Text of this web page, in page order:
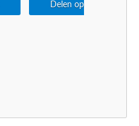
Delen op